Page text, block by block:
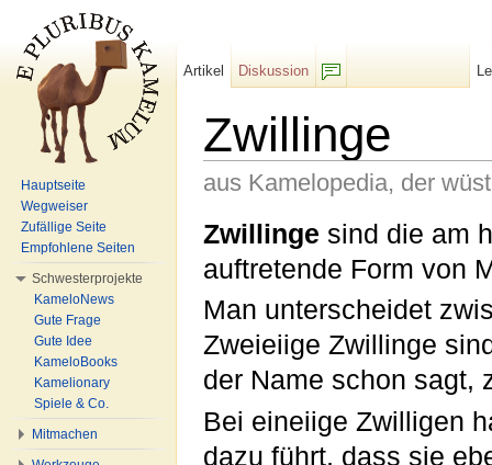
Zwillinge
aus Kamelopedia, der
Zwillinge sind die am
auftretende Form von
Man unterscheidet
Zweieiige Zwillinge
der Name schon sagt,
Bei eineiige Zwilligen
dazu führt, dass sie
Artikel
Diskussion
Hauptseite
Wegweiser
Zufällige Seite
Empfohlene Seiten
Schwesterprojekte
KameloNews
Gute Frage
Gute Idee
KameloBooks
Kamelionary
Spiele & Co.
Mitmachen